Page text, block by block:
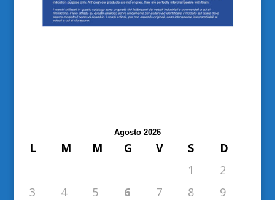
Agosto 2026
L M M G V S
D
1
2
3
4 5 6 7 8
9